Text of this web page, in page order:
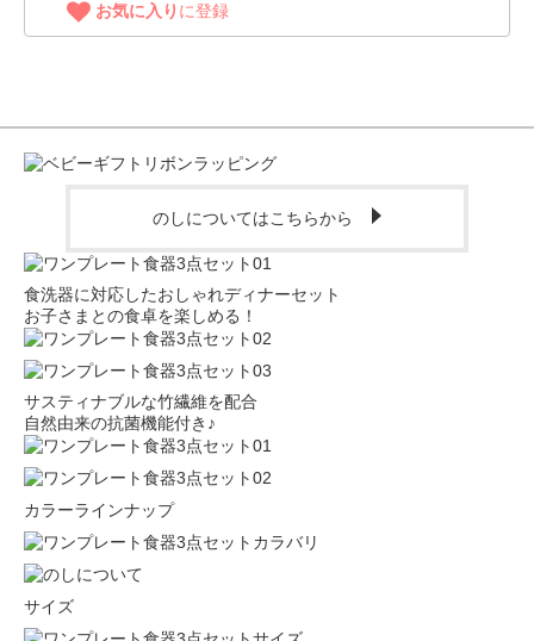
お気に入り に登録
のしについてはこちらから
食洗器に対応したおしゃれディナーセット
お子さまとの食卓を楽しめる！
サスティナブルな竹繊維を配合
自然由来の抗菌機能付き♪
カラーラインナップ
サイズ